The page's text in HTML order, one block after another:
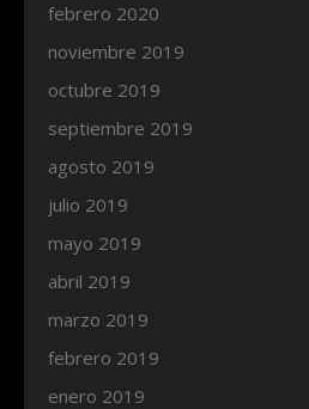
febrero 2020
noviembre 2019
octubre 2019
septiembre 2019
agosto 2019
julio 2019
mayo 2019
abril 2019
marzo 2019
febrero 2019
enero 2019